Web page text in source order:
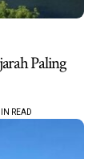
Paling
READ